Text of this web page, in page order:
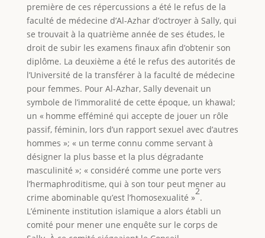
première de ces répercussions a été le refus de la
faculté de médecine d’Al-Azhar d’octroyer à Sally, qui
se trouvait à la quatrième année de ses études, le
droit de subir les examens finaux afin d’obtenir son
diplôme. La deuxième a été le refus des autorités de
l’Université de la transférer à la faculté de médecine
pour femmes. Pour Al-Azhar, Sally devenait un
symbole de l’immoralité de cette époque, un khawal;
un « homme efféminé qui accepte de jouer un rôle
passif, féminin, lors d’un rapport sexuel avec d’autres
hommes »; « un terme connu comme servant à
désigner la plus basse et la plus dégradante
masculinité »; « considéré comme une porte vers
l’hermaphroditisme, qui à son tour peut mener au
crime abominable qu’est l’homosexualité »
2
.
L’éminente institution islamique a alors établi un
comité pour mener une enquête sur le corps de